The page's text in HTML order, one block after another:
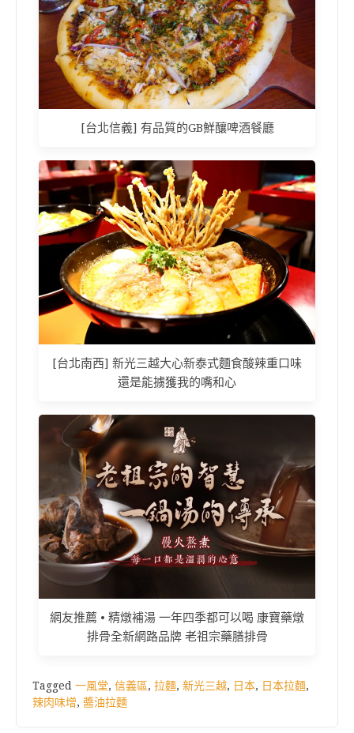
[台北信義] 有品質的GB鮮釀啤酒餐廳
[台北南西] 新光三越大心新泰式麵食酸辣重口味
還是能擄獲我的嘴和心
網友推薦 • 精燉補湯 一年四季都可以喝 康寶藥燉
排骨全新網路品牌 老祖宗藥膳排骨
Tagged 一風堂, 信義區, 拉麵, 新光三越, 日本, 日本拉麵,
辣肉味增, 醬油拉麵